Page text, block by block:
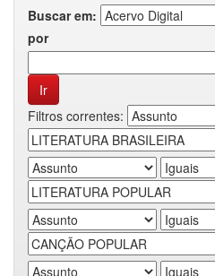
Buscar em:
por
Filtros correntes: